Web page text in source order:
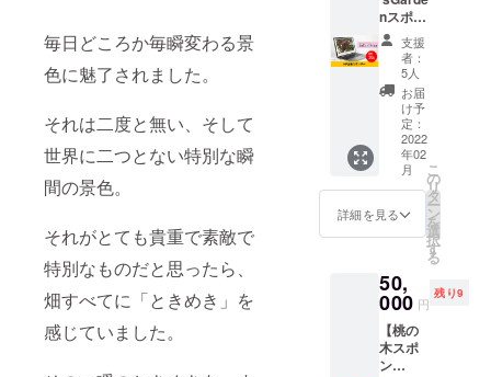
毎日どころか毎瞬変わる景
色に魅了されました。
それは二度と無い、そして
世界に二つとない特別な瞬
間の景色。
それがとても貴重で素敵で
特別なものだと思ったら、
畑すべてに「ときめき」を
感じていました。
次生産現場
で向き合う
こと、農産
物の価値を
考えること
を大事にし
ながら活動
を行ってい
ます。
ンライ
ンにて
発信し
ます。
※畑イベ
ントは
以下を
予定し
ており
ます。
7月：収
4月：桃
の花の
月：新
緑の畑
でピク
ニック
（ベ
リーズ
ガーデ
ン）で
ピク
ニック
や摘果
などの
農作業
体験、
施設で
の
をする
ことが
できま
す（要
予約）
・2022
日時や
その日
に収穫
予定の
品種な
どをお
知らせ
しま
す。 ■
桃のラ
イセン
スプレ
・1年間
Berry’s
Garden
（ベ
リーズ
ガーデ
nスポン
サー】
Berry’s
Garden
（ベ
リーズ
ガーデ
ン）の
スポン
サーに
なれる
権利で
す。 HP
にスポ
として
企業名
(お名前)
とホー
ムペー
ジのリ
支援
者：
5人
お届
け予
定：
2022
年02
月
詳細を見る
こ
の
リ
タ
ー
ン
を
選
択
す
る
50,
000 円
残り9
【桃の
木スポ
ン